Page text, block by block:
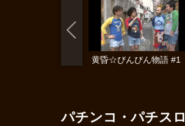
黄昏☆びんびん物語 #1
パチンコ・パチスロ